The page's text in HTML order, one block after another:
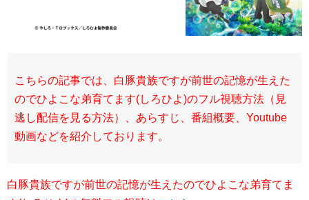
こちらの記事では、白豚貴族ですが前世の記憶が生えた
のでひよこな弟育てます(しろひよ)のフル視聴方法（見
逃し配信を見る方法）、あらすじ、番組概要、Youtube
動画などを紹介しております。
白豚貴族ですが前世の記憶が生えたのでひよこな弟育てま